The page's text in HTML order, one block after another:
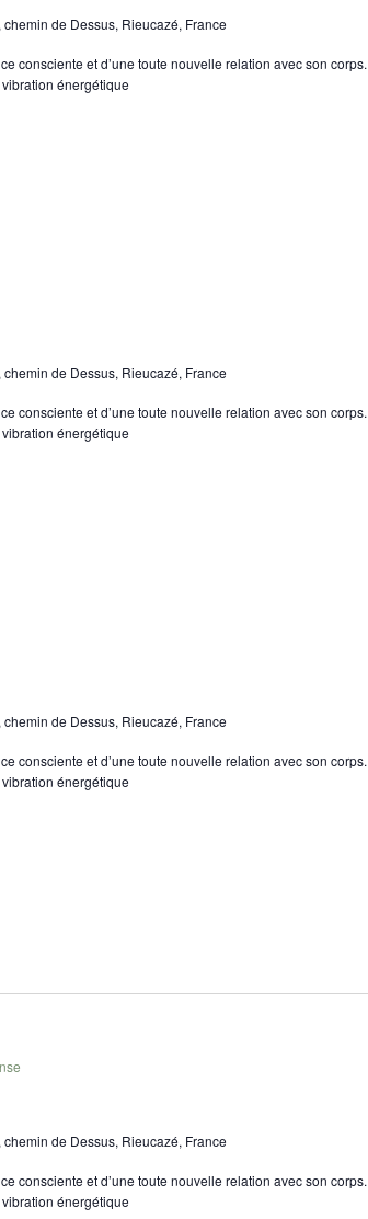
chemin de Dessus, Rieucazé, France
consciente et d’une toute nouvelle relation avec son corps.
énergétique
chemin de Dessus, Rieucazé, France
consciente et d’une toute nouvelle relation avec son corps.
énergétique
chemin de Dessus, Rieucazé, France
consciente et d’une toute nouvelle relation avec son corps.
énergétique
chemin de Dessus, Rieucazé, France
consciente et d’une toute nouvelle relation avec son corps.
énergétique